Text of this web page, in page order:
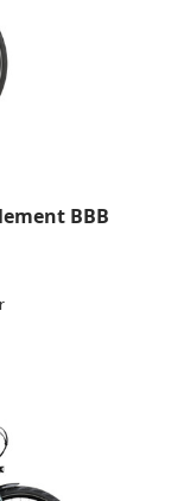
BBB